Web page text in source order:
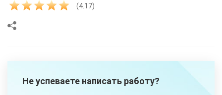
(4.17)
Не успеваете написать работу?